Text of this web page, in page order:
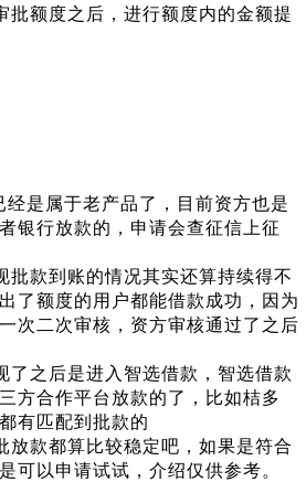
批额度之后，进行额度内的金额提
经是属于老产品了，目前资方也是
银行放款的，申请会查征信上征
批款到账的情况其实还算持续得不
了额度的用户都能借款成功，因为
次二次审核，资方审核通过了之后
了之后是进入智选借款，智选借款
方合作平台放款的了，比如桔多
有匹配到批款的
放款都算比较稳定吧，如果是符合
可以申请试试，介绍仅供参考。